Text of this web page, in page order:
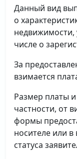
Данный вид
о
недвижимости,
числе о
За
взимается
Размер платы
частности, от
формы
носителе или в
статуса